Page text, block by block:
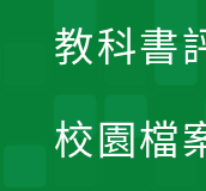
教科書
校園檔